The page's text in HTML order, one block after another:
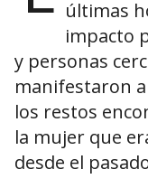
últimas
impacto
y personas
manifestaron
los restos
la mujer que
desde el